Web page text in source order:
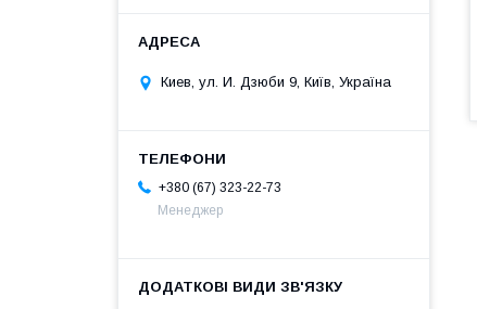
Киев, ул. И. Дзюби 9, Київ, Україна
+380 (67) 323-22-73
Менеджер